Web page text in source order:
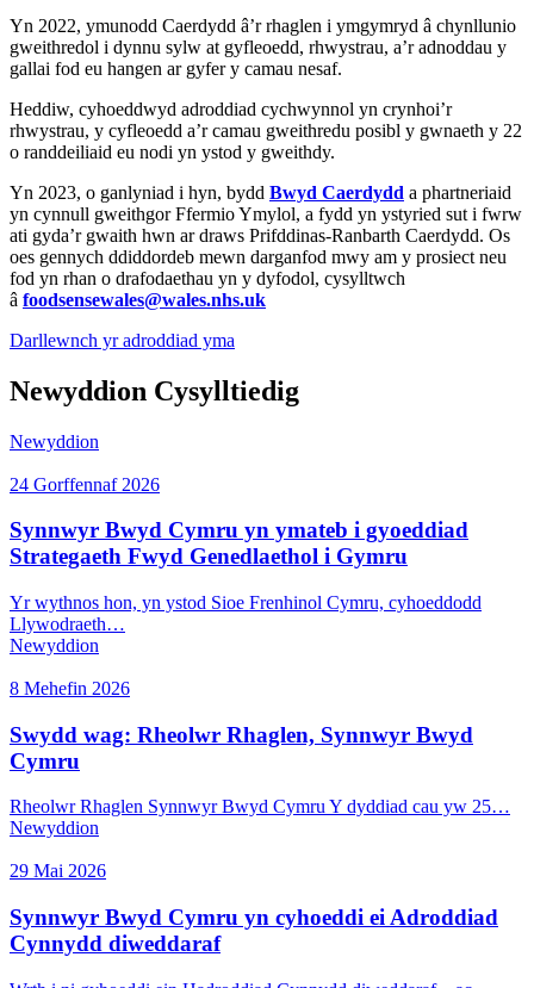
Yn 2022, ymunodd Caerdydd â’r rhaglen i ymgymryd â chynllunio
gweithredol i dynnu sylw at gyfleoedd, rhwystrau, a’r adnoddau y
gallai fod eu hangen ar gyfer y camau nesaf.
Heddiw, cyhoeddwyd adroddiad cychwynnol yn crynhoi’r
rhwystrau, y cyfleoedd a’r camau gweithredu posibl y gwnaeth y 22
o randdeiliaid eu nodi yn ystod y gweithdy.
Yn 2023, o ganlyniad i hyn, bydd Bwyd Caerdydd a phartneriaid
yn cynnull gweithgor Ffermio Ymylol, a fydd yn ystyried sut i fwrw
ati gyda’r gwaith hwn ar draws Prifddinas-Ranbarth Caerdydd. Os
oes gennych ddiddordeb mewn darganfod mwy am y prosiect neu
fod yn rhan o drafodaethau yn y dyfodol, cysylltwch
â foodsensewales@wales.nhs.uk
Darllewnch yr adroddiad yma
Newyddion Cysylltiedig
Newyddion
24 Gorffennaf 2026
Synnwyr Bwyd Cymru yn ymateb i gyoeddiad
Strategaeth Fwyd Genedlaethol i Gymru
Yr wythnos hon, yn ystod Sioe Frenhinol Cymru, cyhoeddodd
Llywodraeth…
Newyddion
8 Mehefin 2026
Swydd wag: Rheolwr Rhaglen, Synnwyr Bwyd
Cymru
Rheolwr Rhaglen Synnwyr Bwyd Cymru Y dyddiad cau yw 25…
Newyddion
29 Mai 2026
Synnwyr Bwyd Cymru yn cyhoeddi ei Adroddiad
Cynnydd diweddaraf